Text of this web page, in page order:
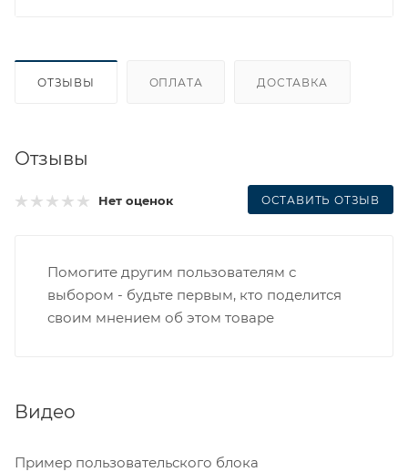
ОТЗЫВЫ ОПЛАТА ДОСТАВКА
Отзывы
Нет оценок ОСТАВИТЬ ОТЗЫВ
Помогите другим пользователям с
выбором - будьте первым, кто поделится
своим мнением об этом товаре
Видео
Пример пользовательского блока